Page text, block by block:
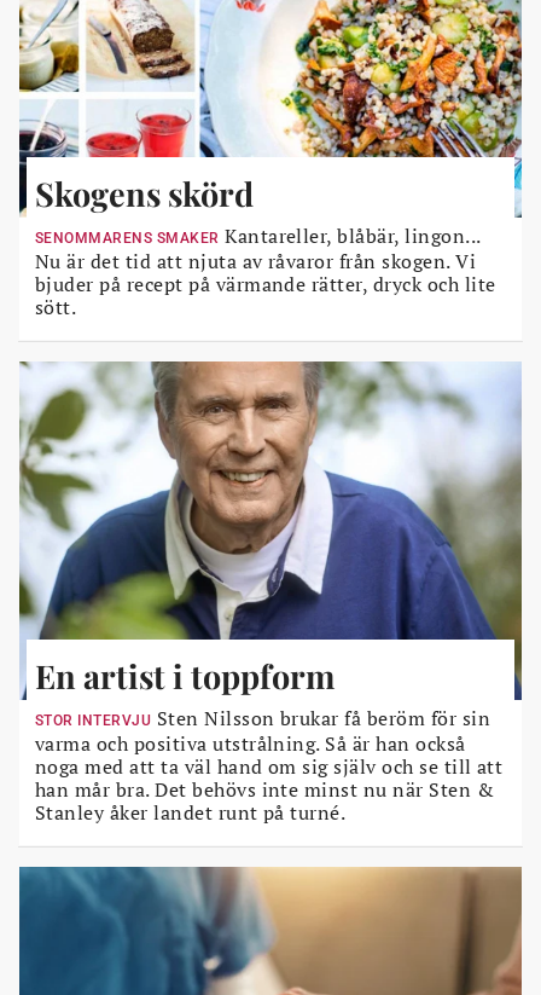
Skogens skörd
SENOMMARENS SMAKER Kantareller, blåbär, lingon...
Nu är det tid att njuta av råvaror från skogen. Vi
bjuder på recept på värmande rätter, dryck och lite
sött.
En artist i toppform
STOR INTERVJU Sten Nilsson brukar få beröm för sin
varma och positiva utstrålning. Så är han också
noga med att ta väl hand om sig själv och se till att
han mår bra. Det behövs inte minst nu när Sten &
Stanley åker landet runt på turné.